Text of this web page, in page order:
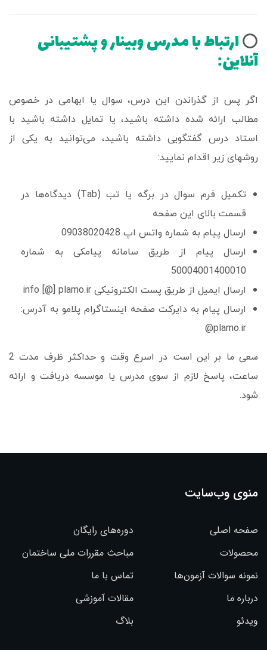
⭕️ارتباط با مدرس وبینار و پشتیبانی
آنلاین:
اگر پس از گذراندن این درس، سوال یا ابهامی در خصوص
مطالب ارائه شده داشته باشید، یا تمایل داشته باشید با
استاد درس گفتگویی داشته باشید، می‌توانید به یکی از
روشهای زیر اقدام نمایید:
تکمیل فرم سوال در برگه یا تب (Tab) دیدگاه‌ها در
قسمت بالای این صفحه
ارسال پیام به شماره واتس اپ 09038020428
ارسال پیام از طریق سامانه پیامکی به شماره
50004001400010
ارسال ایمیل از طریق پست الکترونیکی info [@] plamo.ir
ارسال پیام به دایرکت صفحه اینستاگرام پلامو به آدرس:
plamo.ir@
سعی ما بر این است
در اسرع وقت و حداکثر ظرف مدت 2
ساعت، پاسخ لازم از سوی مدرس یا موسسه دریافت و ارائه
شود.
منوی وب‌سایت
صفحه اصلی
دوره‌های رایگان
محصولات
مباحث مقررات ملی ساختمان
نمونه سوالات آزمون‌ها
تماس با ما
درباره ما
مقالات آموزشی
ویدئو
بلاگ